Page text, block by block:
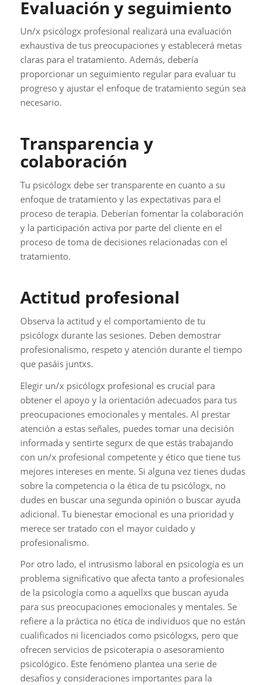
Evaluación y seguimiento
Un/x psicólogx profesional realizará una evaluación
exhaustiva de tus preocupaciones y establecerá metas
claras para el tratamiento. Además, debería
proporcionar un seguimiento regular para evaluar tu
progreso y ajustar el enfoque de tratamiento según sea
necesario.
Transparencia y
colaboración
Tu psicólogx debe ser transparente en cuanto a su
enfoque de tratamiento y las expectativas para el
proceso de terapia. Deberían fomentar la colaboración
y la participación activa por parte del cliente en el
proceso de toma de decisiones relacionadas con el
tratamiento.
Actitud profesional
Observa la actitud y el comportamiento de tu
psicólogx durante las sesiones. Deben demostrar
profesionalismo, respeto y atención durante el tiempo
que pasáis juntxs.
Elegir un/x psicólogx profesional es crucial para
obtener el apoyo y la orientación adecuados para tus
preocupaciones emocionales y mentales. Al prestar
atención a estas señales, puedes tomar una decisión
informada y sentirte segurx de que estás trabajando
con un/x profesional competente y ético que tiene tus
mejores intereses en mente. Si alguna vez tienes dudas
sobre la competencia o la ética de tu psicólogx, no
dudes en buscar una segunda opinión o buscar ayuda
adicional. Tu bienestar emocional es una prioridad y
merece ser tratado con el mayor cuidado y
profesionalismo.
Por otro lado, el intrusismo laboral en psicología es un
problema significativo que afecta tanto a profesionales
de la psicología como a aquellxs que buscan ayuda
para sus preocupaciones emocionales y mentales. Se
refiere a la práctica no ética de individuos que no están
cualificados ni licenciados como psicólogxs, pero que
ofrecen servicios de psicoterapia o asesoramiento
psicológico. Este fenómeno plantea una serie de
desafíos y consideraciones importantes para la